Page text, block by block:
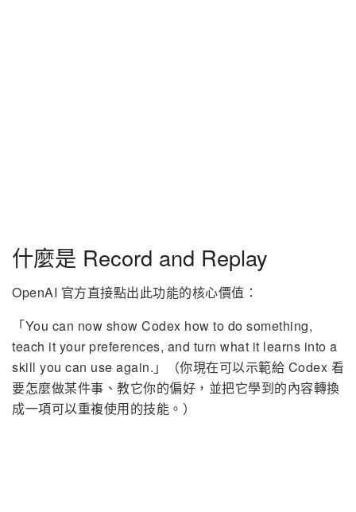
什麼是 Record and Replay
OpenAI 官方直接點出此功能的核心價值：
「You can now show Codex how to do something,
teach it your preferences, and turn what it learns into a
skill you can use again.」（你現在可以示範給 Codex 看
要怎麼做某件事、教它你的偏好，並把它學到的內容轉換
成一項可以重複使用的技能。）